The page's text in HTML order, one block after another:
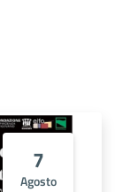
7
Agosto